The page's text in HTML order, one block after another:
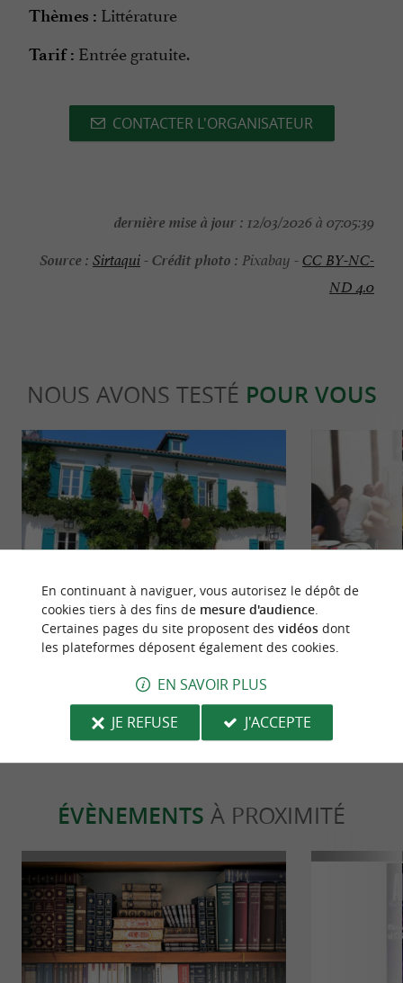
Thèmes : Littérature
Tarif : Entrée gratuite.
CONTACTER L'ORGANISATEUR
dernière mise à jour : 12/03/2026 à 07:05:39
Source : Sirtaqui-Crédit photo : Pixabay -CC BY-NC-
ND 4.0
NOUS AVONS TESTÉ POUR VOUS
Arcangues
4,1 km - Arcangues
La Cidrerie
le « Txotx »
ÉVÈNEMENTS À PROXIMITÉ
En continuant à naviguer, vous autorisez le dépôt de
cookies tiers à des fins de mesure d'audience.
Certaines pages du site proposent des vidéosdont
les plateformes déposent également des cookies.
EN SAVOIR PLUS
JE REFUSE
J'ACCEPTE